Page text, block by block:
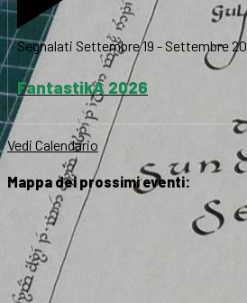
Segnalati Settembre 19 - Settembre 20
FantastikA 2026
Vedi Calendario
Mappa dei prossimi eventi: